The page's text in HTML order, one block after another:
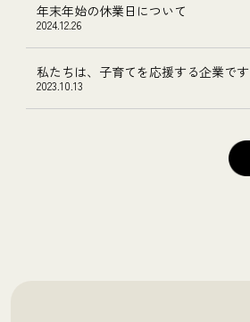
年末年始の休業日について
2024.12.26
私たちは、子育てを応援する企業です
2023.10.13